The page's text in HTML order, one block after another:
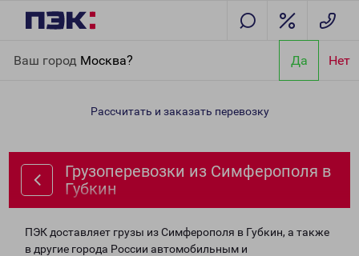
Ваш город Москва? Да Нет
Губкин
Рассчитать и заказать перевозку
Грузоперевозки из Симферополя в
Губкин
ПЭК доставляет грузы из Симферополя в Губкин, а также
в другие города России автомобильным и